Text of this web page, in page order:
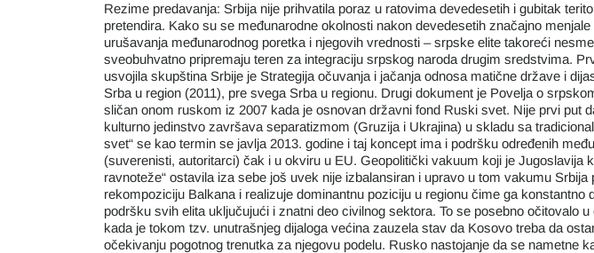
Rezime predavanja: Srbija nije prihvatila poraz u ratovima devedesetih i gubitak
pretendira. Kako su se međunarodne okolnosti nakon devedesetih značajno
urušavanja međunarodnog poretka i njegovih vrednosti – srpske elite takoreći
sveobuhvatno pripremaju teren za integraciju srpskog naroda drugim sredstvima.
usvojila skupština Srbije je Strategija očuvanja i jačanja odnosa matične države i
Srba u region (2011), pre svega Srba u regionu. Drugi dokument je Povelja o
sličan onom ruskom iz 2007 kada je osnovan državni fond Ruski svet. Nije prvi put
kulturno jedinstvo završava separatizmom (Gruzija i Ukrajina) u skladu sa
svet“ se kao termin se javlja 2013. godine i taj koncept ima i podršku određenih
(suverenisti, autoritarci) čak i u okviru u EU. Geopolitički vakuum koji je Jugoslavija
ravnoteže“ ostavila iza sebe još uvek nije izbalansiran i upravo u tom vakumu Srbija
rekompoziciju Balkana i realizuje dominantnu poziciju u regionu čime ga konstantno
podršku svih elita uključujući i znatni deo civilnog sektora. To se posebno očitovalo
kada je tokom tzv. unutrašnjeg dijaloga većina zauzela stav da Kosovo treba da
očekivanju pogotnog trenutka za njegovu podelu. Rusko nastojanje da se nametne